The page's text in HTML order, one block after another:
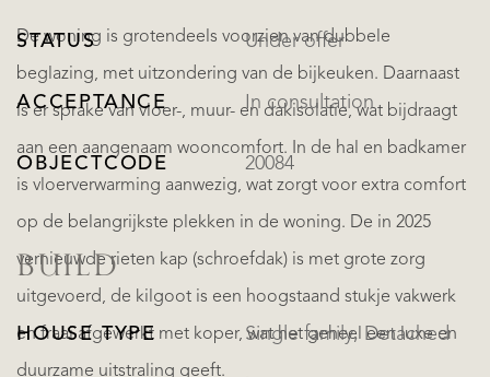
De woning is grotendeels voorzien van dubbele
beglazing, met uitzondering van de bijkeuken. Daarnaast
is er sprake van vloer-, muur- en dakisolatie, wat bijdraagt
aan een aangenaam wooncomfort. In de hal en badkamer
is vloerverwarming aanwezig, wat zorgt voor extra comfort
op de belangrijkste plekken in de woning. De in 2025
vernieuwde rieten kap (schroefdak) is met grote zorg
uitgevoerd, de kilgoot is een hoogstaand stukje vakwerk
en fraai afgewerkt met koper, wat het geheel een luxe en
duurzame uitstraling geeft.
STATUS Under offer
ACCEPTANCE In consultation
OBJECTCODE 20084
BUILD
HOUSE TYPE Single family, Detached